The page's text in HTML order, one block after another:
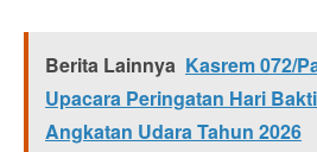
Berita Lainnya Kasrem 072/
Upacara Peringatan Hari
Angkatan Udara Tahun 2026